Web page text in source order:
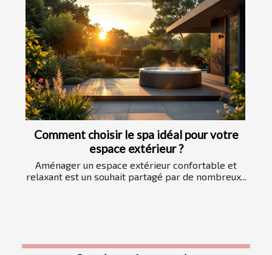
Comment choisir le spa idéal pour votre
espace extérieur ?
Aménager un espace extérieur confortable et
relaxant est un souhait partagé par de nombreux...